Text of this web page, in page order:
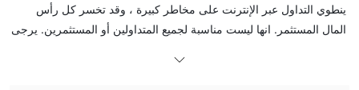
ينطوي التداول عبر الإنترنت على مخاطر كبيرة ، وقد تخسر كل رأس
المال المستثمر. انها ليست مناسبة لجميع المتداولين أو المستثمرين. يرجى